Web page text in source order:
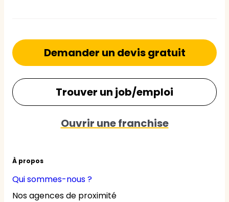
À propos
Qui sommes-nous ?
Nos agences de proximité
Demander un devis gratuit
Trouver un job/emploi
Ouvrir une franchise